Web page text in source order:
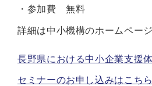
・参加費 無料
詳細は中小機構のホームページ
長野県における中小企業支援
セミナーのお申し込みはこち